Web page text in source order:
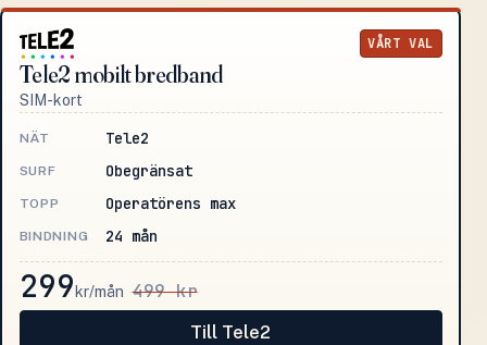
VÅRT VAL
Tele2 mobilt bredband
SIM-kort
NÄT Tele2
SURF Obegränsat
TOPP Operatörens max
BINDNING 24 mån
299 kr/mån 499 kr
Till Tele2